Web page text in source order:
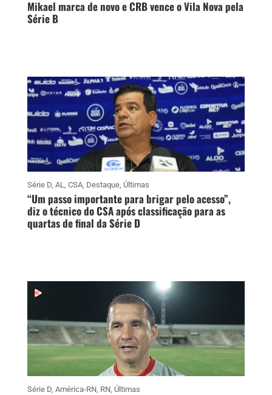
Mikael marca de novo e CRB vence o Vila Nova pela
Série B
Série D, AL, CSA, Destaque, Últimas
“Um passo importante para brigar pelo acesso”,
diz o técnico do CSA após classificação para as
quartas de final da Série D
Série D, América-RN, RN, Últimas